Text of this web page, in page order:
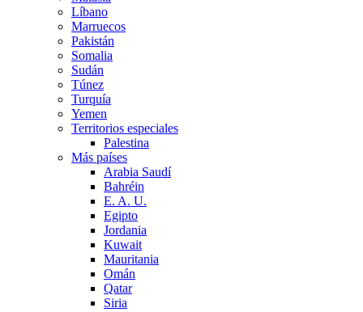
Líbano
Marruecos
Pakistán
Somalia
Sudán
Túnez
Turquía
Yemen
Territorios especiales
Palestina
Más países
Arabia Saudí
Bahréin
E. A. U.
Egipto
Jordania
Kuwait
Mauritania
Omán
Qatar
Siria